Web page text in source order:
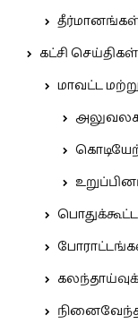
கட்சி செய்திகள்
மாவட்ட